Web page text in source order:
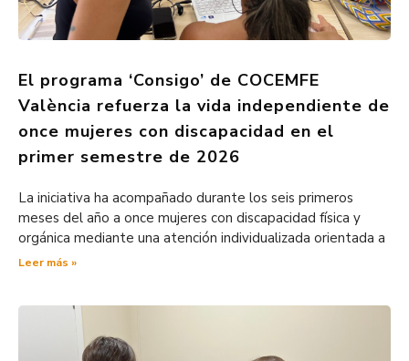
El programa ‘Consigo’ de COCEMFE
València refuerza la vida independiente de
once mujeres con discapacidad en el
primer semestre de 2026
La iniciativa ha acompañado durante los seis primeros
meses del año a once mujeres con discapacidad física y
orgánica mediante una atención individualizada orientada a
Leer más »